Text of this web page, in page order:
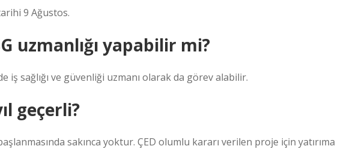
9 Ağustos.
uzmanlığı yapabilir mi?
iş sağlığı ve güvenliği uzmanı olarak da görev alabilir.
geçerli?
sakınca yoktur. ÇED olumlu kararı verilen proje için yatırıma